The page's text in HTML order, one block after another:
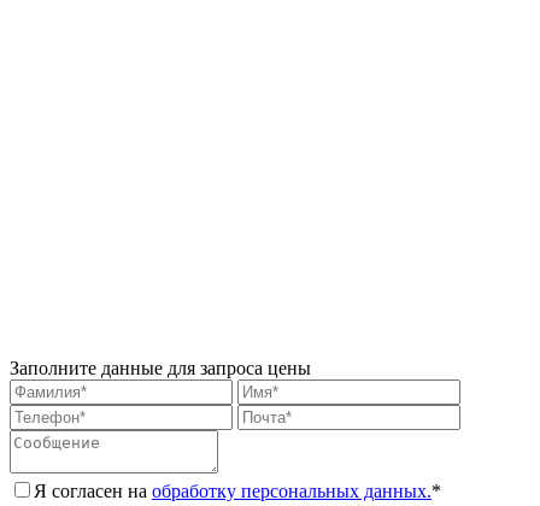
Заполните данные для запроса цены
Я согласен на обработку персональных данных.*